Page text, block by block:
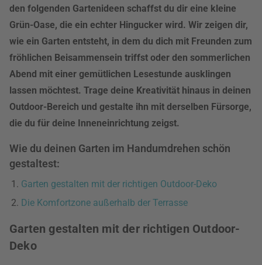
den folgenden Gartenideen schaffst du dir eine kleine
Grün-Oase, die ein echter Hingucker wird. Wir zeigen dir,
wie ein Garten entsteht, in dem du dich mit Freunden zum
fröhlichen Beisammensein triffst oder den sommerlichen
Abend mit einer gemütlichen Lesestunde ausklingen
lassen möchtest. Trage deine Kreativität hinaus in deinen
Outdoor-Bereich und gestalte ihn mit derselben Fürsorge,
die du für deine Inneneinrichtung zeigst.
Wie du deinen Garten im Handumdrehen schön
gestaltest:
Garten gestalten mit der richtigen Outdoor-Deko
Die Komfortzone außerhalb der Terrasse
Garten gestalten mit der richtigen Outdoor-
Deko